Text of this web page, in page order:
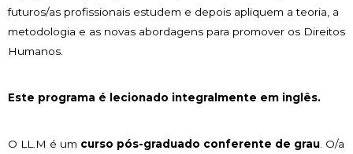
futuros/as profissionais estudem e depois apliquem a teoria, a
metodologia e as novas abordagens para promover os Direitos
Humanos.
Este programa é lecionado integralmente em inglês.
O LL.M é um curso pós-graduado conferente de grau . O/a